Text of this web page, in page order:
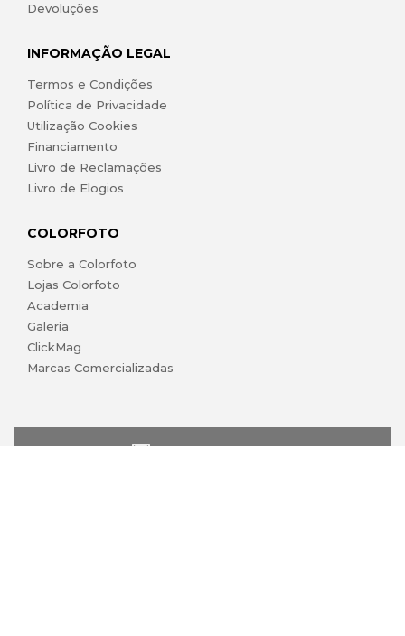
Devoluções
INFORMAÇÃO LEGAL
Termos e Condições
Política de Privacidade
Utilização Cookies
Financiamento
Livro de Reclamações
Livro de Elogios
COLORFOTO
Sobre a Colorfoto
Lojas Colorfoto
Academia
Galeria
ClickMag
Marcas Comercializadas
lojaonline@colorfoto.pt